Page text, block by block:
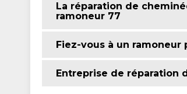
La réparation de
ramoneur 77
Fiez-vous à un
Entreprise de réparation